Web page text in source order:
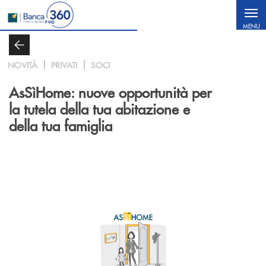
Salta al contenuto principale
MENU
NOVITÀ PRIVATI SOCI
AsSìHome: nuove opportunità per
la tutela della tua abitazione e
della tua famiglia